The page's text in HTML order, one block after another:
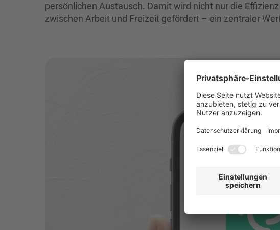
persönlichen Austausch. Damit wird nicht nur die
zwischen Arbeit und Freizeit gefördert – ein zentraler